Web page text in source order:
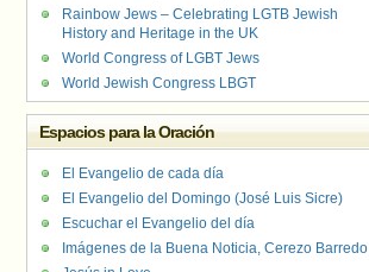
Rainbow Jews – Celebrating LGTB Jewish
History and Heritage in the UK
World Congress of LGBT Jews
World Jewish Congress LBGT
Espacios para la Oración
El Evangelio de cada día
El Evangelio del Domingo (José Luis Sicre)
Escuchar el Evangelio del día
Imágenes de la Buena Noticia, Cerezo Barredo